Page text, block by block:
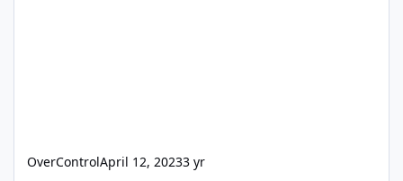
OverControlApril 12, 20233 yr